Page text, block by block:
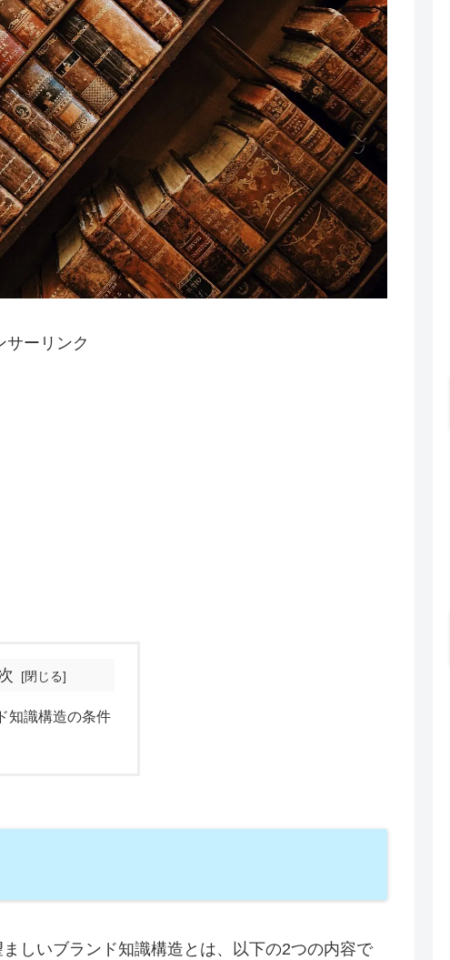
サーリンク
知識構造の条件
しいブランド知識構造とは、以下の2つの内容で